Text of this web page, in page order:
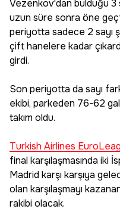
Vezenkov'dan bulduğu 3
uzun süre sonra öne
periyotta sadece 2 sayı
çift hanelere kadar
girdi.
Son periyotta da sayı
ekibi, parkeden 76-62
takım oldu.
Turkish Airlines
final karşılaşmasında iki
Madrid karşı karşıya
olan karşılaşmayı
rakibi olacak.